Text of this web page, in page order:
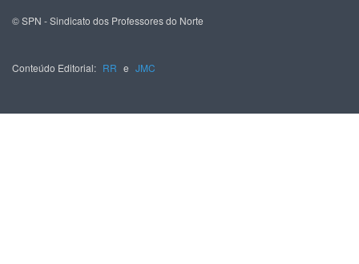
© SPN - Sindicato dos Professores do Norte
Conteúdo Editorial: RR e JMC